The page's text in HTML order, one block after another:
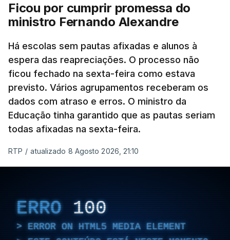
Ficou por cumprir promessa do
ministro Fernando Alexandre
Há escolas sem pautas afixadas e alunos à
espera das reapreciações. O processo não
ficou fechado na sexta-feira como estava
previsto. Vários agrupamentos receberam os
dados com atraso e erros. O ministro da
Educação tinha garantido que as pautas seriam
todas afixadas na sexta-feira.
RTP / atualizado 8 Agosto 2026, 21:10
ERRO 100
ERROR ON HTML5 MEDIA ELEMENT